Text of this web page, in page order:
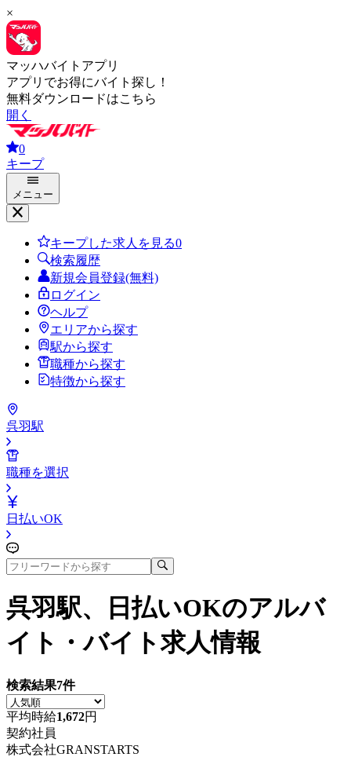
×
マッハバイトアプリ
アプリでお得にバイト探し！
無料ダウンロードはこちら
開く
0
キープ
メニュー
キープした求人を見る0
検索履歴
新規会員登録(無料)
ログイン
ヘルプ
エリアから探す
駅から探す
職種から探す
特徴から探す
呉羽駅
職種を選択
日払いOK
呉羽駅、日払いOKのアルバ
イト・バイト求人情報
検索結果7件
平均時給1,672円
契約社員
株式会社GRANSTARTS